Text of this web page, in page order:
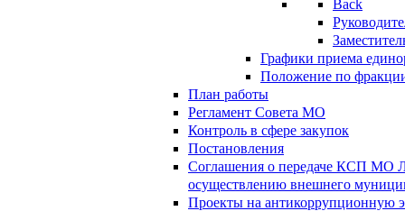
Back
Графики приема
Положение по
План работы
Регламент Совета МО
Контроль в сфере закупок
Постановления
Соглашения о передаче КСП МО
осуществлению внешнего
Проекты на антикоррупционную